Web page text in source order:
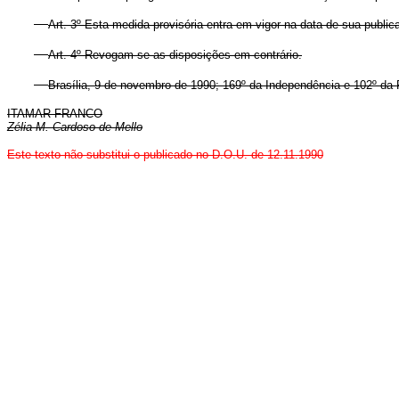
Art. 3º Esta medida provisória entra em vigor na data de sua
Art. 4º Revogam-se as disposições em contrário.
Brasília, 9 de novembro de 1990; 169º da Independência e 102º da
ITAMAR FRANCO
Zélia M. Cardoso de Mello
Este texto não substitui o publicado no D.O.U. de 12.11.1990